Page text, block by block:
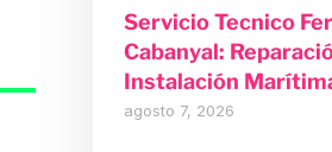
Servicio Tecnico
Cabanyal:
Instalación
agosto 7, 2026